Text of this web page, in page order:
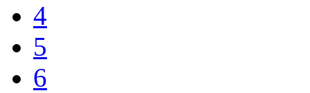
4
5
6